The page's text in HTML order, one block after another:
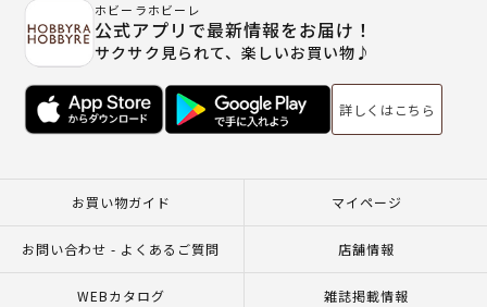
ホビーラホビーレ
公式アプリで最新情報をお届け！
サクサク見られて、楽しいお買い物♪
詳しくはこちら
お買い物ガイド マイページ
お問い合わせ - よくあるご質問 店舗情報
WEBカタログ 雑誌掲載情報